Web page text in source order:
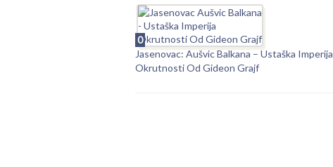
0
Jasenovac: Aušvic Balkana – Ustaška Imperija
Okrutnosti Od Gideon Grajf